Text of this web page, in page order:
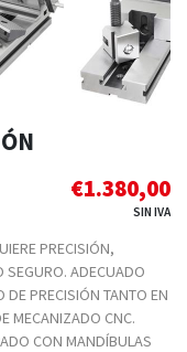
€1.380,00
SIN IVA
PRECISIÓN,
SEGURO. ADECUADO
DE PRECISIÓN TANTO EN
MECANIZADO CNC.
CON MANDÍBULAS